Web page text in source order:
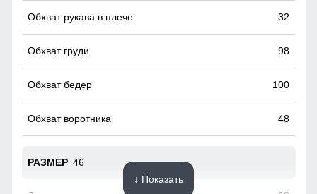
32
98
100
48
46
↓ Показать